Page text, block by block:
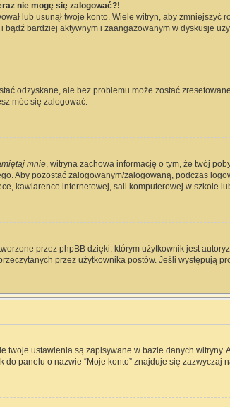
nie mogę się zalogować?!
lub usunął twoje konto. Wiele witryn, aby
bądź bardziej aktywnym i zaangażowanym w dyskusje
odzyskane, ale bez problemu może zostać
móc się zalogować.
mnie, witryna zachowa informację o tym, że twój
Aby pozostać zalogowanym/zalogowaną, podczas
kawiarence internetowej, sali komputerowej w szkole
przez phpBB dzięki, którym użytkownik jest
przez użytkownika postów. Jeśli występują
twoje ustawienia są zapisywane w bazie danych
panelu o nazwie “Moje konto” znajduje się zazwyczaj